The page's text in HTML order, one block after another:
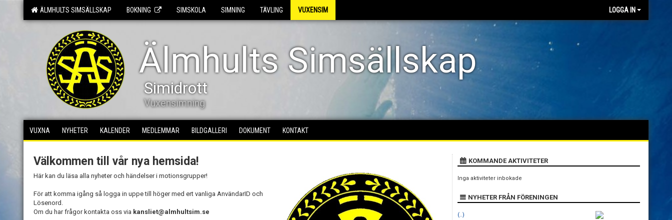
ÄLMHULTS SIMSÄLLSKAP BOKNING SIMSKOLA SIMNING TÄVLING VUXENSIM LOGGA IN
Älmhults Simsällskap
Simidrott
Vuxensimning
VUXNA NYHETER KALENDER MEDLEMMAR BILDGALLERI DOKUMENT KONTAKT
Välkommen till vår nya hemsida!
Här kan du läsa alla nyheter och händelser i motionsgrupper!
För att komma igång så logga in uppe till höger med ert vanliga AnvändarID och
Lösenord.
Om du har frågor kontakta oss via kansliet@almhultsim.se
KOMMANDE AKTIVITETER
Inga aktiviteter inbokade
NYHETER FRÅN FÖRENINGEN
(..)